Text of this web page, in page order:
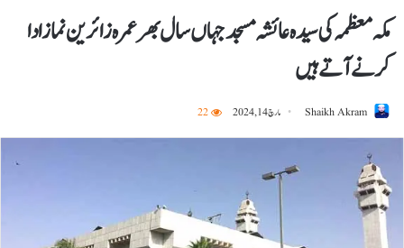
مکہ معظمہ کی سیدہ عائشہ مسجد جہاں سال بھر عمرہ زائرین نماز ادا
کرنے آتے ہیں
Shaikh Akram مارچ 14, 2024 22